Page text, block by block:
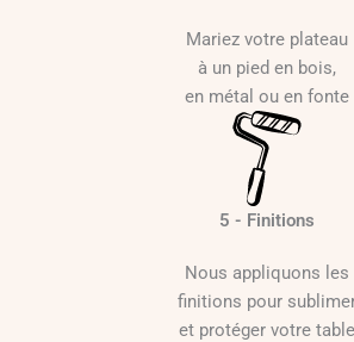
Mariez votre plateau
à un pied en bois,
en métal ou en fonte
5 - Finitions
Nous appliquons les
finitions pour
et protéger votre table